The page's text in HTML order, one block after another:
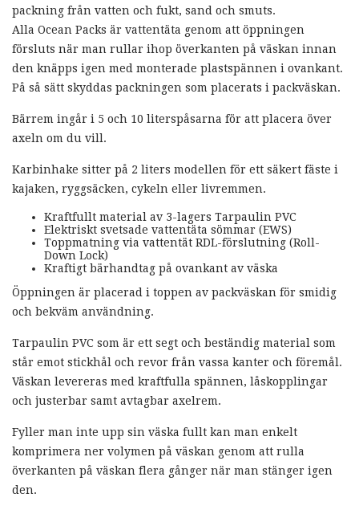
packning från vatten och fukt, sand och smuts.
Alla Ocean Packs är vattentäta genom att öppningen
försluts när man rullar ihop överkanten på väskan innan
den knäpps igen med monterade plastspännen i ovankant.
På så sätt skyddas packningen som placerats i packväskan.
Bärrem ingår i 5 och 10 literspåsarna för att placera över
axeln om du vill.
Karbinhake sitter på 2 liters modellen för ett säkert fäste i
kajaken, ryggsäcken, cykeln eller livremmen.
Kraftfullt material av 3-lagers Tarpaulin PVC
Elektriskt svetsade vattentäta sömmar (EWS)
Toppmatning via vattentät RDL-förslutning (Roll-
Down Lock)
Kraftigt bärhandtag på ovankant av väska
Öppningen är placerad i toppen av packväskan för smidig
och bekväm användning.
Tarpaulin PVC som är ett segt och beständig material som
står emot stickhål och revor från vassa kanter och föremål.
Väskan levereras med kraftfulla spännen, låskopplingar
och justerbar samt avtagbar axelrem.
Fyller man inte upp sin väska fullt kan man enkelt
komprimera ner volymen på väskan genom att rulla
överkanten på väskan flera gånger när man stänger igen
den.